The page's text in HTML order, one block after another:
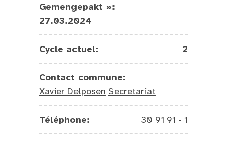
Gemengepakt »:
27.03.2024
Cycle actuel: 2
Contact commune:
Xavier Delposen Secretariat
Téléphone: 30 91 91 - 1